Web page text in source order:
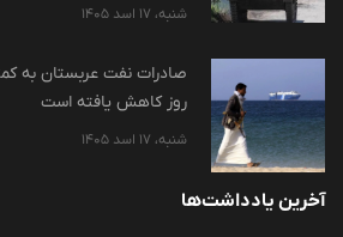
شنبه، 17 اسد 1405
صادرات نفت عربستان به
روز کاهش یافته است
شنبه، 17 اسد 1405
آخرین یادداشت‌ها